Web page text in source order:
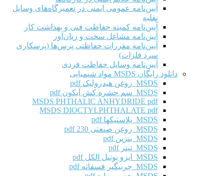
آیین‌نامه عمومی ایمنی در تعمیرگاه‌های وسایل
نقلیه
آیین‌نامه کمیته حفاظت فنی و بهداشت کار
آیین‌نامه مشاغل سخت و زیان‌آور
آیین‌نامه مقررات حفاظتی پرس‌ها (پرسکاری
سرد فلزات)
آیین‌نامه وسایل حفاظت فردی
دانلود رایگان MSDS مواد شیمیایی
MSDS روغن هیدرولیک pdf
MSDS سم حشره کش آیکون pdf
MSDS PHTHALIC ANHYDRIDE pdf
MSDS DIOCTYLPHTHALATE pdf
MSDS پلاستیکها pdf
MSDS روغن صنعتی 230 pdf
MSDS بنزین pdf
MSDS تینر pdf
MSDS ایزو بوتیل الکل pdf
MSDS چربیگیر فسفاته pdf